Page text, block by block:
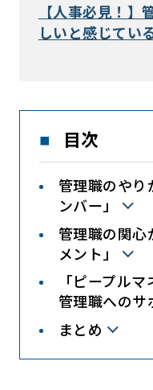
【人事必見！
しいと感じてい
目次
管理職のやり
ンバー」
管理職の関心
メント」
「ピープル
管理職へのサ
まとめ